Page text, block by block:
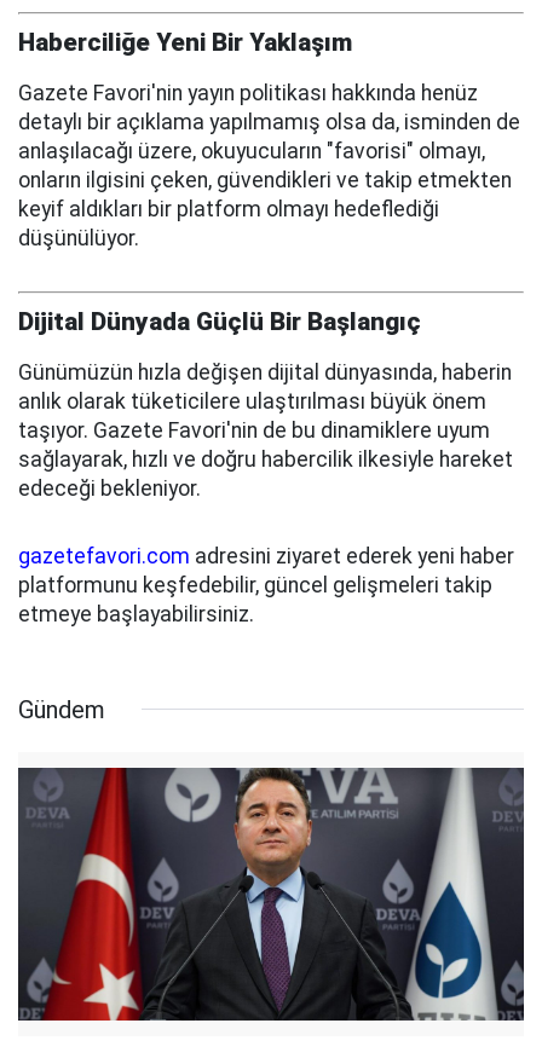
Haberciliğe Yeni Bir Yaklaşım
Gazete Favori'nin yayın politikası hakkında henüz
detaylı bir açıklama yapılmamış olsa da, isminden de
anlaşılacağı üzere, okuyucuların "favorisi" olmayı,
onların ilgisini çeken, güvendikleri ve takip etmekten
keyif aldıkları bir platform olmayı hedeflediği
düşünülüyor.
Dijital Dünyada Güçlü Bir Başlangıç
Günümüzün hızla değişen dijital dünyasında, haberin
anlık olarak tüketicilere ulaştırılması büyük önem
taşıyor. Gazete Favori'nin de bu dinamiklere uyum
sağlayarak, hızlı ve doğru habercilik ilkesiyle hareket
edeceği bekleniyor.
gazetefavori.com adresini ziyaret ederek yeni haber
platformunu keşfedebilir, güncel gelişmeleri takip
etmeye başlayabilirsiniz.
Gündem